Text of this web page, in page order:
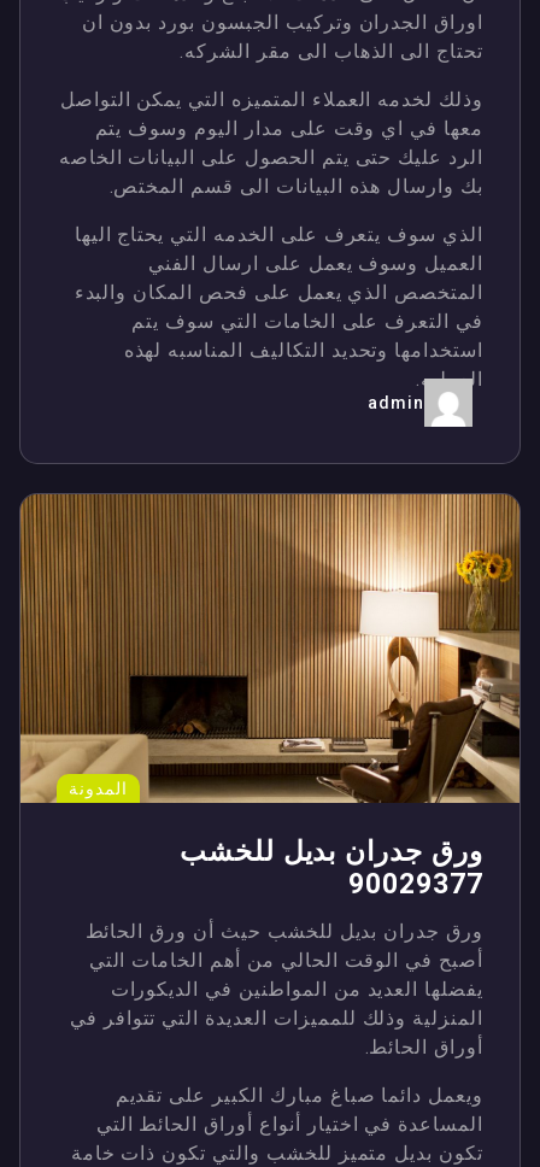
اوراق الجدران وتركيب الجبسون بورد بدون ان
تحتاج الى الذهاب الى مقر الشركه.
وذلك لخدمه العملاء المتميزه التي يمكن التواصل
معها في اي وقت على مدار اليوم وسوف يتم
الرد عليك حتى يتم الحصول على البيانات الخاصه
بك وارسال هذه البيانات الى قسم المختص.
الذي سوف يتعرف على الخدمه التي يحتاج اليها
العميل وسوف يعمل على ارسال الفني
المتخصص الذي يعمل على فحص المكان والبدء
في التعرف على الخامات التي سوف يتم
استخدامها وتحديد التكاليف المناسبه لهذه
العمليه.
admin
المدونة
ورق جدران بديل للخشب
90029377
ورق جدران بديل للخشب حيث أن ورق الحائط
أصبح في الوقت الحالي من أهم الخامات التي
يفضلها العديد من المواطنين في الديكورات
المنزلية وذلك للمميزات العديدة التي تتوافر في
أوراق الحائط.
ويعمل دائما صباغ مبارك الكبير على تقديم
المساعدة في اختيار أنواع أوراق الحائط التي
تكون بديل متميز للخشب والتي تكون ذات خامة